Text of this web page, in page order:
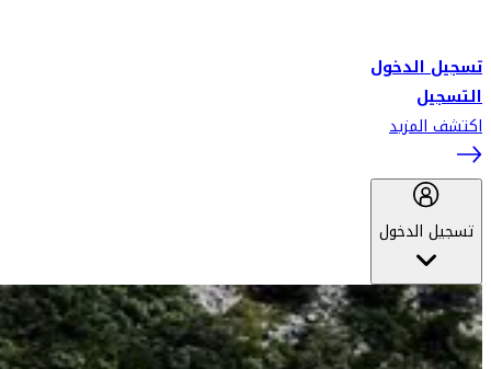
تسجيل الدخول
التسجيل
اكتشف المزيد
تسجيل الدخول